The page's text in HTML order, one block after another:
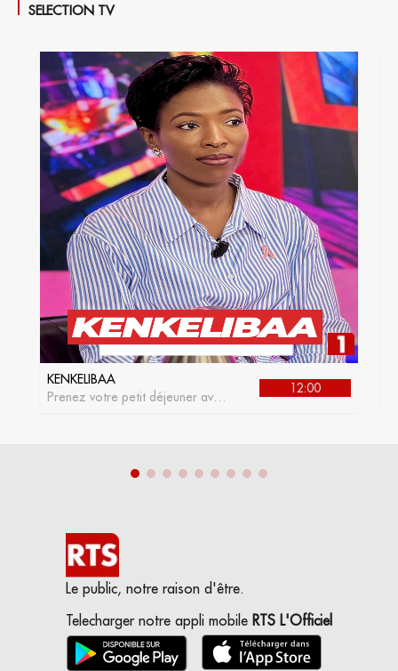
SELECTION TV
KENKELIBAA
Prenez votre petit déjeuner avec
12:00
Le public, notre raison d'être.
Telecharger notre appli mobile RTS L'Officiel